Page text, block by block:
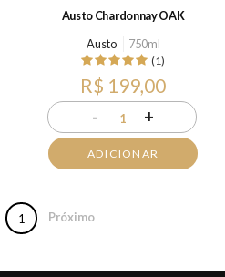
Austo Chardonnay OAK
Austo
750ml
(1)
R$ 199,00
- 1 +
ADICIONAR
1 Próximo